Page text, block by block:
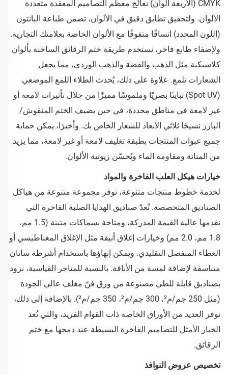
CMYK (الأربعة ألوان) تعالج معظم التصاميم المعقدة متعددة
الألوان. ولتحقيق تطابق دقيق في الألوان، تضمن طباعة البانتون
(اللون المحدد) اتساقًا متفوقًا مع الألوان الخاصة بعلامتك التجارية.
ولإضفاء طابع فاخر، نستخدم طريقة ختم الرقائق الساخنة بألوان
كلاسيكية مثل الذهب والفضة والذهب الوردي، مما يجعل
الشعارات تلمع. علاوة على ذلك، يُحدث الطلاء اللمع الموضعي
(Spot UV) تباينًا بصريًا وملموسًا مميزًا من خلال تأثيرات لامعة أو
غير لامعة في مناطق محددة، في حين يضيف الختم المنقوش/
البارز نسيجًا ثلاثي الأبعاد للشعار الخاص بك. وأخيرًا، يمكن حماية
جميع عبوات المنتجات بطبقة تغليف لامعة أو غير لامعة، مما يزيد
من المتانة ومقاومة الماء ويُحسّن زيوتية الألوان.
خيارات هيكل العلب الفاخرة والمواد
لخدمة خطوط منتجات متنوعة، نوفر مجموعة متنوعة من هياكل
الصناديق المتخصصة. تُعدّ صناديق الهدايا الصلبة الفاخرة التي
نقدمها عالية القيمة المدركة، ومتاحة بسماكات متينة (1.5 مم،
1.8 مم، 2.0 مم) وخيارات إغلاق أنيقة مثل الإغلاق المغناطيسي أو
الغطاء المنفصل التقليدي. ويمكن إنهاؤها باستخدام أشرطة ساتان
متناسقة لإضافة لمسة من الأناقة. بالنسبة للمتاجر القياسية، نزود
بصناديق قابلة للطي مصنوعة من ورق فنّ مغلف عالي الجودة
(مثل 250 جم/م²، 300 جم/م²، 350 جم/م²). بالإضافة إلى ذلك،
نوفر العديد من الأوراق الخاصة ذات القوام الفريد، والتي تُعد
الخيار الأمثل للتصاميم الفاخرة البسيطة عند دمجها مع ختم
الرقائق.
تخصيص عروض النوافذ